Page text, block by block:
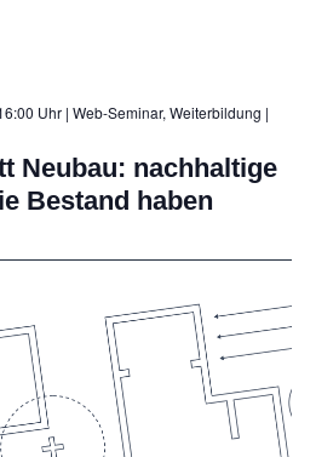
Uhr | Web-Seminar, Weiterbildung |
Neubau: nachhaltige
Bestand haben